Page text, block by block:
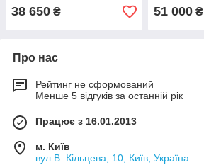
38 650 ₴ 51 000₴
Про нас
Рейтинг не сформований
Менше 5 відгуків за останній рік
Працює з 16.01.2013
м. Київ
вул В. Кільцева, 10, Київ, Україна